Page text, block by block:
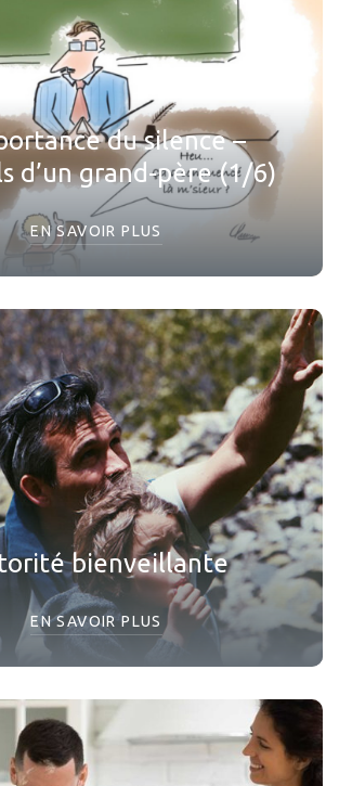
du silence –
d’un grand-père (1/6)
EN SAVOIR PLUS
bienveillante
EN SAVOIR PLUS